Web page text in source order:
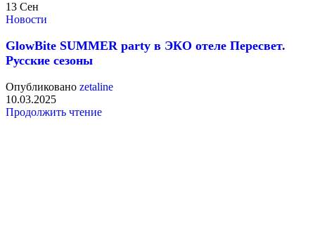
13 Сен
Новости
GlowBite SUMMER party в ЭКО отеле Пересвет.
Русские сезоны
Опубликовано zetaline
10.03.2025
Продолжить чтение